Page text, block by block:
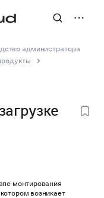
администратора
монтирования
возникает